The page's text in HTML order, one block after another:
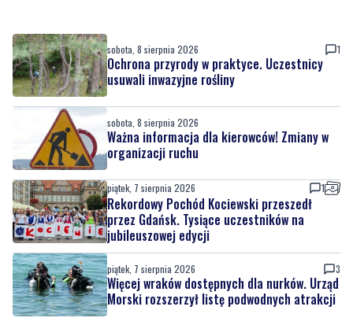
sobota, 8 sierpnia 2026 1
Ochrona przyrody w praktyce. Uczestnicy
usuwali inwazyjne rośliny
sobota, 8 sierpnia 2026
Ważna informacja dla kierowców! Zmiany w
organizacji ruchu
piątek, 7 sierpnia 2026 1
Rekordowy Pochód Kociewski przeszedł
przez Gdańsk. Tysiące uczestników na
jubileuszowej edycji
piątek, 7 sierpnia 2026 3
Więcej wraków dostępnych dla nurków. Urząd
Morski rozszerzył listę podwodnych atrakcji